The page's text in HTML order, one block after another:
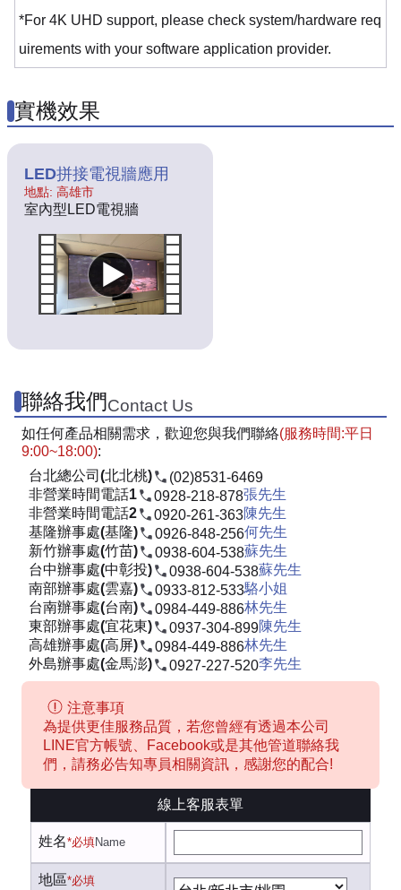
*For 4K UHD support, please check system/hardware req
uirements with your software application provider.
實機效果
LED拼接電視牆應用
地點: 高雄市
室內型LED電視牆
聯絡我們Contact Us
如任何產品相關需求，歡迎您與我們聯絡(服務時間:平日
9:00~18:00):
台北總公司(北北桃)
(02)8531-6469
非營業時間電話1
0928-218-878張先生
非營業時間電話2
0920-261-363陳先生
基隆辦事處(基隆)
0926-848-256何先生
新竹辦事處(竹苗)
0938-604-538蘇先生
台中辦事處(中彰投)
0938-604-538蘇先生
南部辦事處(雲嘉)
0933-812-533駱小姐
台南辦事處(台南)
0984-449-886林先生
東部辦事處(宜花東)
0937-304-899陳先生
高雄辦事處(高屏)
0984-449-886林先生
外島辦事處(金馬澎)
0927-227-520李先生
注意事項
為提供更佳服務品質，若您曾經有透過本公司
LINE官方帳號、Facebook或是其他管道聯絡我
們，請務必告知專員相關資訊，感謝您的配合!
線上客服表單
姓名*必填Name
地區*必填